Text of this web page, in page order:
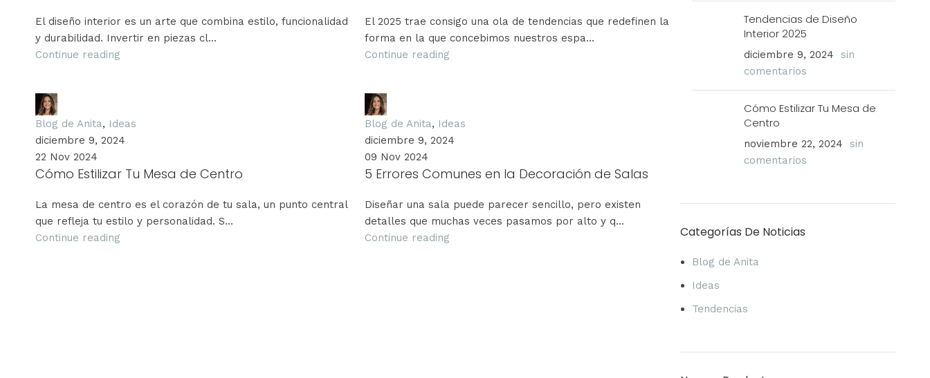
El diseño interior es un arte que combina estilo, funcionalidad
y durabilidad. Invertir en piezas cl...
Continue reading
El 2025 trae consigo una ola de tendencias que redefinen la
forma en la que concebimos nuestros espa...
Continue reading
Blog de Anita, Ideas
diciembre 9, 2024
22 Nov 2024
Cómo Estilizar Tu Mesa de Centro
La mesa de centro es el corazón de tu sala, un punto central
que refleja tu estilo y personalidad. S...
Continue reading
Blog de Anita, Ideas
diciembre 9, 2024
09 Nov 2024
5 Errores Comunes en la Decoración de Salas
Diseñar una sala puede parecer sencillo, pero existen
detalles que muchas veces pasamos por alto y q...
Continue reading
Tendencias de Diseño
Interior 2025
diciembre 9, 2024
sin
comentarios
Cómo Estilizar Tu Mesa de
Centro
noviembre 22, 2024
sin
comentarios
Categorías De Noticias
Blog de Anita
Ideas
Tendencias